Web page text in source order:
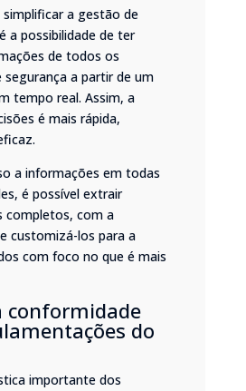
a gestão de
a possibilidade de ter
de todos os
segurança a partir de um
tempo real. Assim, a
é mais rápida,
a informações em todas
é possível extrair
completos, com a
customizá-los para a
com foco no que é mais
conformidade
do
importante dos